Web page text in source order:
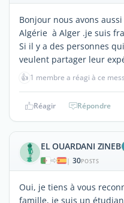
Bonjour nous avons
Algérie à Alger .je suis
Si il y a des personnes
veulent partager leur
👍 1 membre a réagi à ce
Réagir Répondre
EL OUARDANI ZINEB
| 30POSTS
Oui, je tiens à vous
famille, je suis un